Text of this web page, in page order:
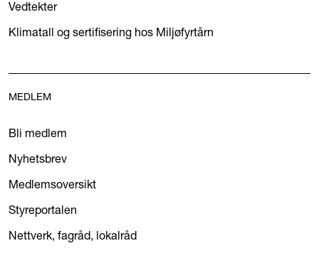
Vedtekter
Klimatall og sertifisering hos Miljøfyrtårn
MEDLEM
Bli medlem
Nyhetsbrev
Medlemsoversikt
Styreportalen
Nettverk, fagråd, lokalråd